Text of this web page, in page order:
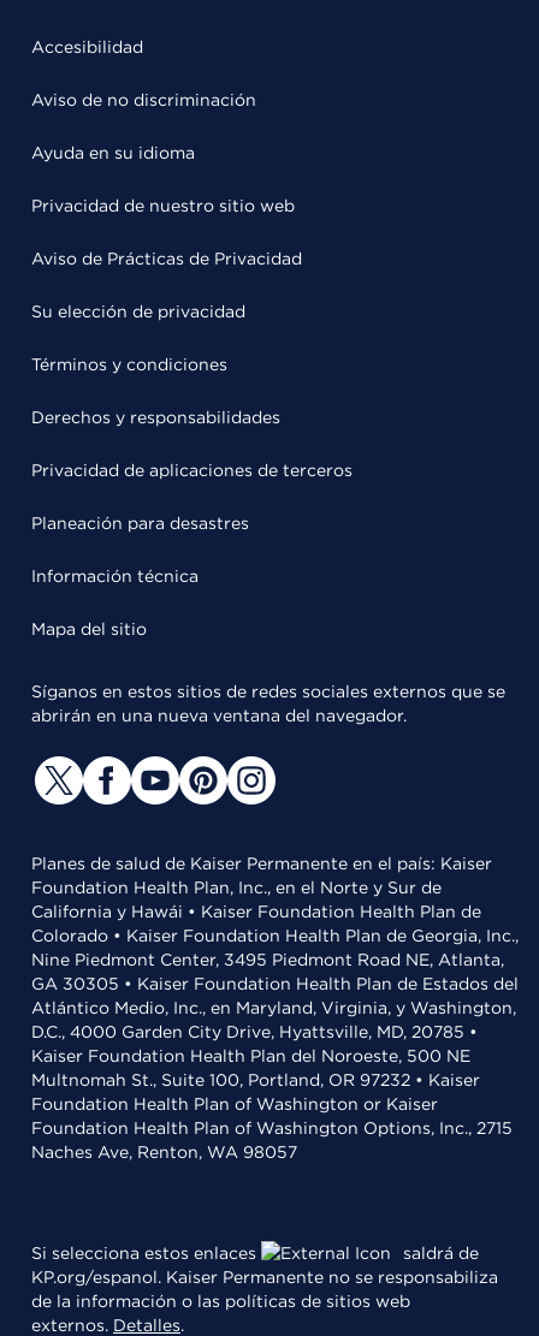
Accesibilidad
Aviso de no discriminación
Ayuda en su idioma
Privacidad de nuestro sitio web
Aviso de Prácticas de Privacidad
Su elección de privacidad
Términos y condiciones
Derechos y responsabilidades
Privacidad de aplicaciones de terceros
Planeación para desastres
Información técnica
Mapa del sitio
Síganos en estos sitios de redes sociales externos que se
abrirán en una nueva ventana del navegador.
Planes de salud de Kaiser Permanente en el país: Kaiser
Foundation Health Plan, Inc., en el Norte y Sur de
California y Hawái • Kaiser Foundation Health Plan de
Colorado • Kaiser Foundation Health Plan de Georgia, Inc.,
Nine Piedmont Center, 3495 Piedmont Road NE, Atlanta,
GA 30305 • Kaiser Foundation Health Plan de Estados del
Atlántico Medio, Inc., en Maryland, Virginia, y Washington,
D.C., 4000 Garden City Drive, Hyattsville, MD, 20785 •
Kaiser Foundation Health Plan del Noroeste, 500 NE
Multnomah St., Suite 100, Portland, OR 97232 • Kaiser
Foundation Health Plan of Washington or Kaiser
Foundation Health Plan of Washington Options, Inc., 2715
Naches Ave, Renton, WA 98057
Si selecciona estos enlaces
saldrá de
KP.org/espanol. Kaiser Permanente no se responsabiliza
de la información o las políticas de sitios web
externos. Detalles.